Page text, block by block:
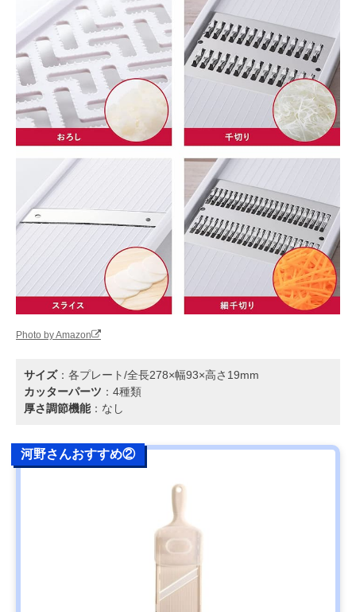
Photo by Amazon
サイズ：各プレート/全長278×幅93×高さ19mm
カッターパーツ ：4種類
厚さ調節機能：なし
河野さんおすすめ②